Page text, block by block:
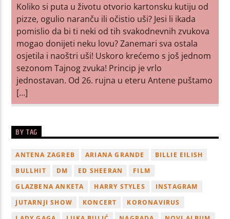
Koliko si puta u životu otvorio kartonsku kutiju od
pizze, ogulio naranču ili očistio uši? Jesi li ikada
pomislio da bi ti neki od tih svakodnevnih zvukova
mogao donijeti neku lovu? Zanemari sva ostala
osjetila i naoštri uši! Uskoro krećemo s još jednom
sezonom Tajnog zvuka! Princip je vrlo
jednostavan. Od 26. rujna u eteru Antene puštamo
[…]
BY TAG
ANTENA ZAGREB ARIANA GRANDE
BILLIE EILISH
BULLHIT
DM ED SHEERAN
FILM
GLAZBENA ANKETA
HARRY STYLES
INSTAGRAM
JUTARNJI SHOW
KONCERT
KORONAVIRUS